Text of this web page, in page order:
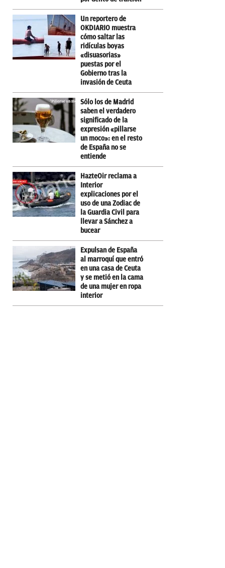
Un reportero de
OKDIARIO muestra
cómo saltar las
ridículas boyas
«disuasorias»
puestas por el
Gobierno tras la
invasión de Ceuta
Sólo los de Madrid
saben el verdadero
significado de la
expresión «pillarse
un moco»: en el resto
de España no se
entiende
HazteOir reclama a
Interior
explicaciones por el
uso de una Zodiac de
la Guardia Civil para
llevar a Sánchez a
bucear
Expulsan de España
al marroquí que entró
en una casa de Ceuta
y se metió en la cama
de una mujer en ropa
interior